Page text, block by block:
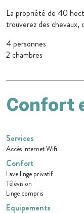
La propriété de 40
trouverez des chevaux,
4 personnes
2 chambres
Confort
Services
Accès Internet Wifi
Confort
Lave linge privatif
Télévision
Linge compris
Equipements